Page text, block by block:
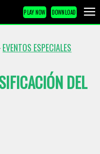
PLAY NOW DOWNLOAD
EVENTOS ESPECIALES
DEL